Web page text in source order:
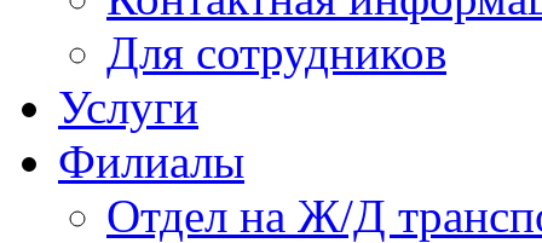
Для сотрудников
Услуги
Филиалы
Отдел на Ж/Д